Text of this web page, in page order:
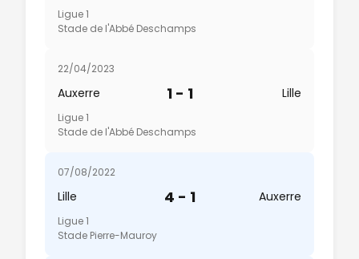
Ligue 1
Stade de l'Abbé Deschamps
22/04/2023
Auxerre 1 - 1 Lille
Ligue 1
Stade de l'Abbé Deschamps
07/08/2022
Lille 4 - 1 Auxerre
Ligue 1
Stade Pierre-Mauroy